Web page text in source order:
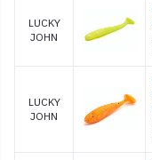
LUCKY
JOHN
LUCKY
JOHN